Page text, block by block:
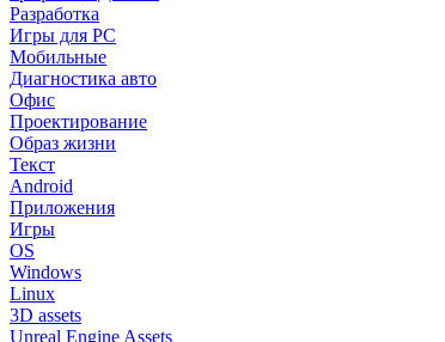
Разработка
Игры для PC
Мобильные
Диагностика авто
Офис
Проектирование
Образ жизни
Текст
Android
Приложения
Игры
OS
Windows
Linux
3D assets
Unreal Engine Assets